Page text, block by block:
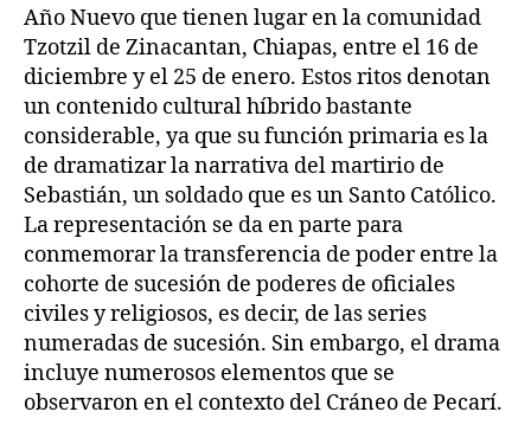
Año Nuevo que tienen lugar en la comunidad
Tzotzil de Zinacantan, Chiapas, entre el 16 de
diciembre y el 25 de enero. Estos ritos denotan
un contenido cultural híbrido bastante
considerable, ya que su función primaria es la
de dramatizar la narrativa del martirio de
Sebastián, un soldado que es un Santo Católico.
La representación se da en parte para
conmemorar la transferencia de poder entre la
cohorte de sucesión de poderes de oficiales
civiles y religiosos, es decir, de las series
numeradas de sucesión. Sin embargo, el drama
incluye numerosos elementos que se
observaron en el contexto del Cráneo de Pecarí.